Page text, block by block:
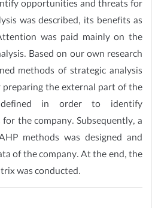
opportunities and threats for
was described, its benefits as
was paid mainly on the
Based on our own research
methods of strategic analysis
the external part of the
in order to identify
the company. Subsequently, a
methods was designed and
of the company. At the end, the
was conducted.